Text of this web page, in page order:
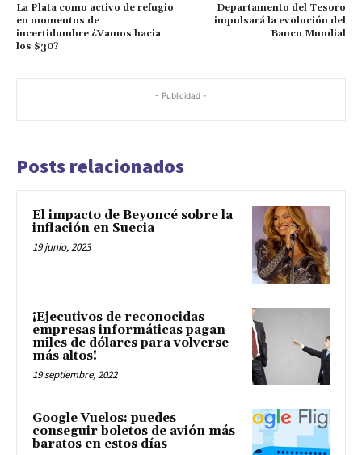
La Plata como activo de refugio
en momentos de
incertidumbre ¿Vamos hacia
los $30?
Departamento del Tesoro
impulsará la evolución del
Banco Mundial
- Publicidad -
Posts relacionados
El impacto de Beyoncé sobre la
inflación en Suecia
19 junio, 2023
¡Ejecutivos de reconocidas
empresas informáticas pagan
miles de dólares para volverse
más altos!
19 septiembre, 2022
Google Vuelos: puedes
conseguir boletos de avión más
baratos en estos días